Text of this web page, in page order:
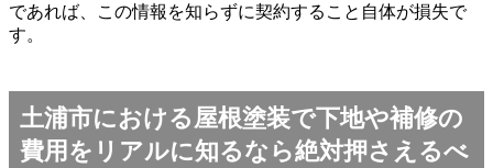
であれば、この情報を知らずに契約すること自体が損失で
す。
土浦市における屋根塗装で下地や補修の
費用をリアルに知るなら絶対押さえるべ